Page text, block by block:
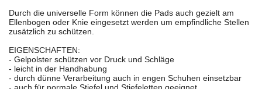
Durch die universelle Form können die Pads auch gezielt am
Ellenbogen oder Knie eingesetzt werden um empfindliche Stellen
zusätzlich zu schützen.
EIGENSCHAFTEN:
- Gelpolster schützen vor Druck und Schläge
- leicht in der Handhabung
- durch dünne Verarbeitung auch in engen Schuhen einsetzbar